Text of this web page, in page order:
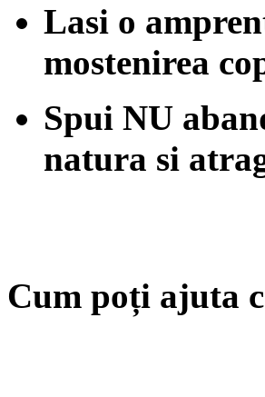
Lasi o
mostenirea
Spui NU
natura si
Cum poți ajuta